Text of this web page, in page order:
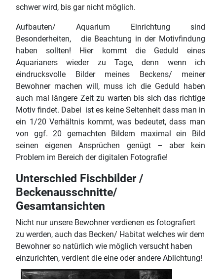
schwer wird, bis gar nicht möglich.
Aufbauten/ Aquarium Einrichtung sind
Besonderheiten, die Beachtung in der Motivfindung
haben sollten! Hier kommt die Geduld eines
Aquarianers wieder zu Tage, denn wenn ich
eindrucksvolle Bilder meines Beckens/ meiner
Bewohner machen will, muss ich die Geduld haben
auch mal längere Zeit zu warten bis sich das richtige
Motiv findet. Dabei ist es keine Seltenheit dass man in
ein 1/20 Verhältnis kommt, was bedeutet, dass man
von ggf. 20 gemachten Bildern maximal ein Bild
seinen eigenen Ansprüchen genügt – aber kein
Problem im Bereich der digitalen Fotografie!
Unterschied Fischbilder /
Beckenausschnitte/
Gesamtansichten
Nicht nur unsere Bewohner verdienen es fotografiert
zu werden, auch das Becken/ Habitat welches wir dem
Bewohner so natürlich wie möglich versucht haben
einzurichten, verdient die eine oder andere Ablichtung!